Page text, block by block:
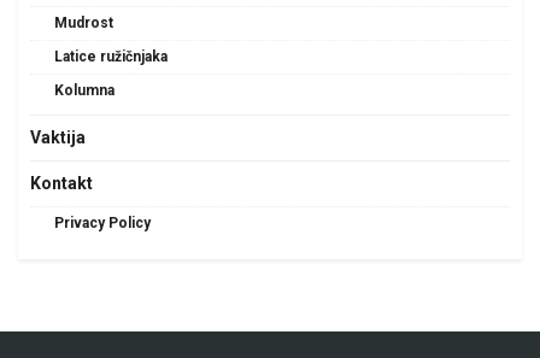
Mudrost
Latice ružičnjaka
Kolumna
Vaktija
Kontakt
Privacy Policy